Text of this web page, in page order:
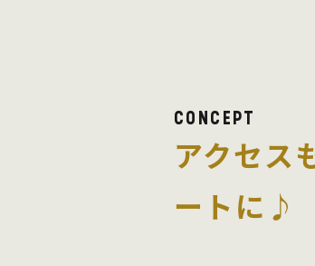
CONCEPT
アクセス
ートに♪